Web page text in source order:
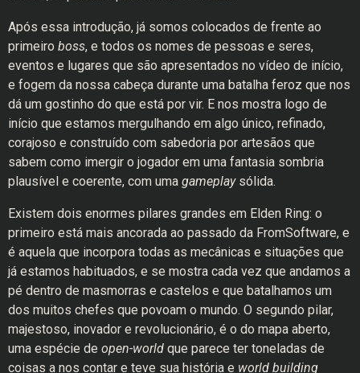
Após essa introdução, já somos colocados de frente ao
primeiro boss, e todos os nomes de pessoas e seres,
eventos e lugares que são apresentados no vídeo de início,
e fogem da nossa cabeça durante uma batalha feroz que nos
dá um gostinho do que está por vir. E nos mostra logo de
início que estamos mergulhando em algo único, refinado,
corajoso e construído com sabedoria por artesãos que
sabem como imergir o jogador em uma fantasia sombria
plausível e coerente, com uma gameplay sólida.
Existem dois enormes pilares grandes em Elden Ring: o
primeiro está mais ancorada ao passado da FromSoftware, e
é aquela que incorpora todas as mecânicas e situações que
já estamos habituados, e se mostra cada vez que andamos a
pé dentro de masmorras e castelos e que batalhamos um
dos muitos chefes que povoam o mundo. O segundo pilar,
majestoso, inovador e revolucionário, é o do mapa aberto,
uma espécie de open-world que parece ter toneladas de
coisas a nos contar e teve sua história e world building